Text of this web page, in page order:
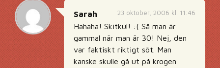
23 oktober, 2006 kl. 11:46
Sarah
Hahaha! Skitkul! :( Så man är
gammal när man är 30! Nej, den
var faktiskt riktigt söt. Man
kanske skulle gå ut på krogen